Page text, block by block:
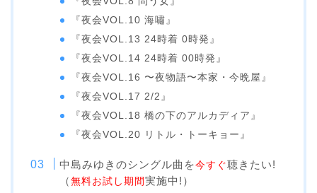
『夜会VOL.10 海嘯』
『夜会VOL.13 24時着 0時発』
『夜会VOL.14 24時着 00時発』
『夜会VOL.16 〜夜物語〜本家・今晩屋』
『夜会VOL.17 2/2』
『夜会VOL.18 橋の下のアルカディア』
『夜会VOL.20 リトル・トーキョー』
中島みゆきのシングル曲を今すぐ聴きたい!
（無料お試し期間実施中!）